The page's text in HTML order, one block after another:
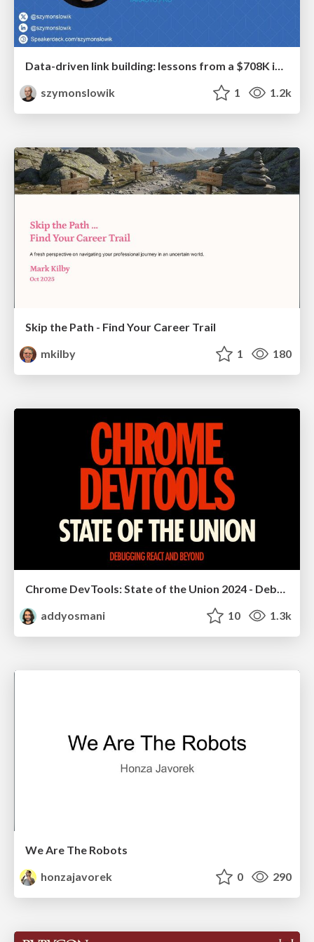
Data-driven link building: lessons from a $708K investment (BrightonSEO talk)
szymonslowik
1 1.2k
Skip the Path - Find Your Career Trail
mkilby
1 180
addyosmani
10 1.3k
We Are The Robots
honzajavorek
0 290